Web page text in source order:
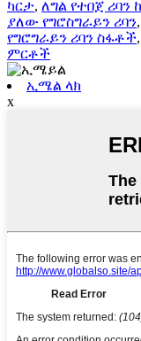
ካርታ, ለግል የተበጀ ሪባን
ያለው የግሮስግራይን ሪባን,
የግሮግራይን ሪባን ስፋቶች,
ምርቶች
ኢሜል ላክ
x